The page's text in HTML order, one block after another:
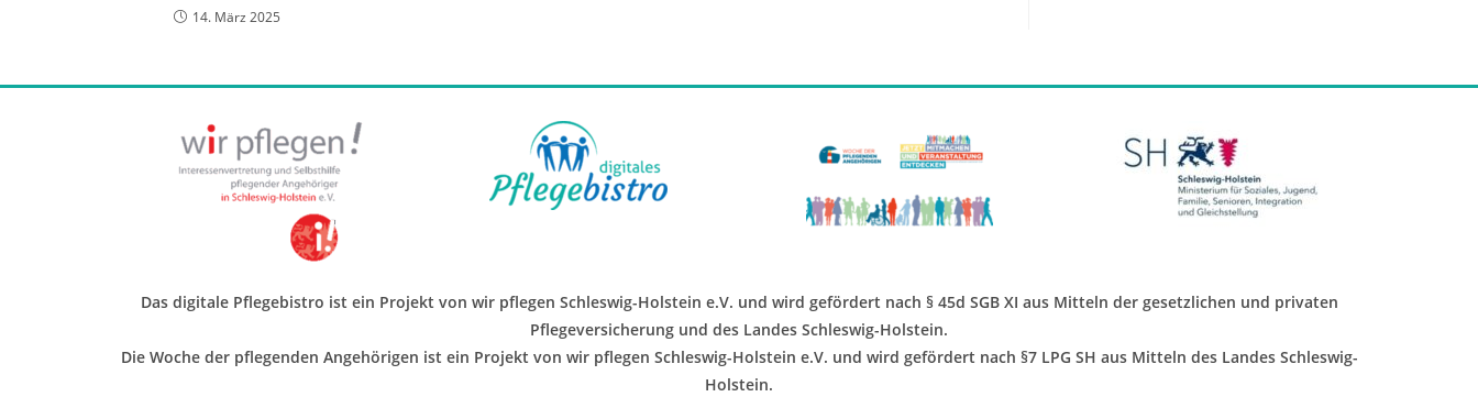
14. März 2025
Das digitale Pflegebistro ist ein Projekt von wir pflegen Schleswig-Holstein e.V. und wird gefördert nach § 45d SGB XI aus Mitteln der gesetzlichen und privaten
Pflegeversicherung und des Landes Schleswig-Holstein.
Die Woche der pflegenden Angehörigen ist ein Projekt von wir pflegen Schleswig-Holstein e.V. und wird gefördert nach §7 LPG SH aus Mitteln des Landes Schleswig-
Holstein.